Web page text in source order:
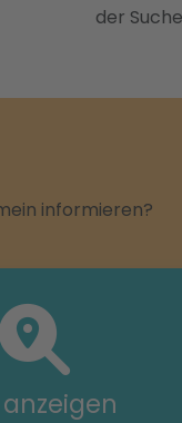
der
informieren?